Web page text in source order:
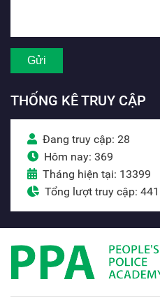
THỐNG KÊ TRUY CẬP
Đang truy cập: 28
Hôm nay: 369
Tháng hiện tại: 13399
Tổng lượt truy cập: